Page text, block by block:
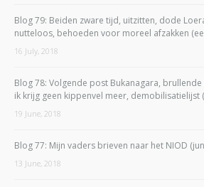
Blog 79: Beiden zware tijd, uitzitten, dode
nutteloos, behoeden voor moreel afzakken
16 July, 2018
Blog 78: Volgende post Bukanagara,
ik krijg geen kippenvel meer, demobilisatielijst
19 June, 2018
Blog 77: Mijn vaders brieven naar het NIOD
13 June, 2018